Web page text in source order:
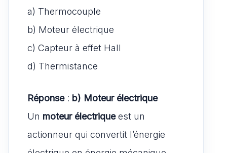
a) Thermocouple
b) Moteur électrique
c) Capteur à effet Hall
d) Thermistance
Réponse: b) Moteur électrique
Un moteur électriqueest un
actionneur qui convertit l’énergie